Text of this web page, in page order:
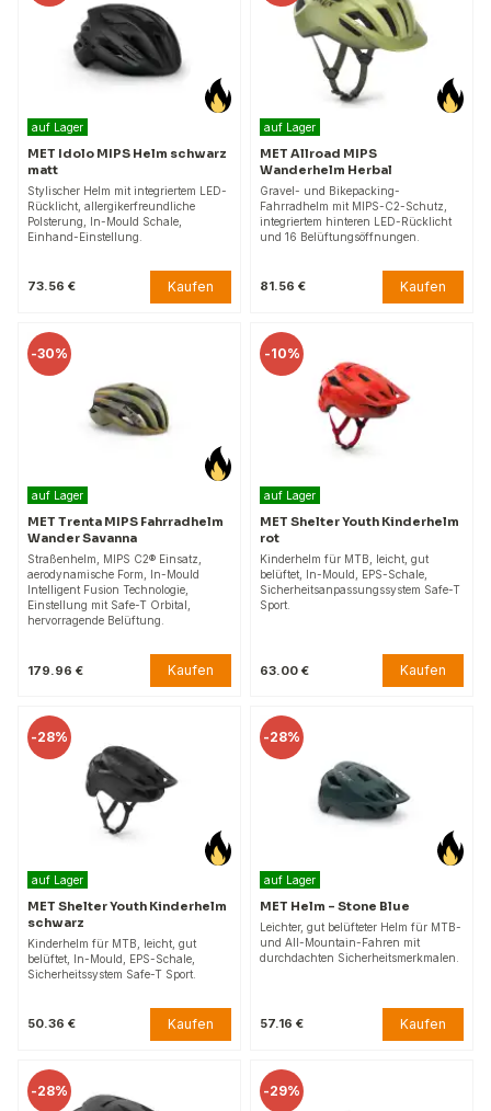
auf Lager
MET Idolo MIPS Helm schwarz
matt
Stylischer Helm mit integriertem LED-
Rücklicht, allergikerfreundliche
Polsterung, In-Mould Schale,
Einhand-Einstellung.
73.56 € Kaufen
auf Lager
MET Allroad MIPS
Wanderhelm Herbal
Gravel- und Bikepacking-
Fahrradhelm mit MIPS-C2-Schutz,
integriertem hinteren LED-Rücklicht
und 16 Belüftungsöffnungen.
81.56 € Kaufen
-30%
auf Lager
MET Trenta MIPS Fahrradhelm
Wander Savanna
Straßenhelm, MIPS C2® Einsatz,
aerodynamische Form, In-Mould
Intelligent Fusion Technologie,
Einstellung mit Safe-T Orbital,
hervorragende Belüftung.
179.96 € Kaufen
-10%
auf Lager
MET Shelter Youth Kinderhelm
rot
Kinderhelm für MTB, leicht, gut
belüftet, In-Mould, EPS-Schale,
Sicherheitsanpassungssystem Safe-T
Sport.
63.00 € Kaufen
-28%
auf Lager
MET Shelter Youth Kinderhelm
schwarz
Kinderhelm für MTB, leicht, gut
belüftet, In-Mould, EPS-Schale,
Sicherheitssystem Safe-T Sport.
50.36 € Kaufen
-28%
auf Lager
MET Helm – Stone Blue
Leichter, gut belüfteter Helm für MTB-
und All-Mountain-Fahren mit
durchdachten Sicherheitsmerkmalen.
57.16 € Kaufen
-28% -29%